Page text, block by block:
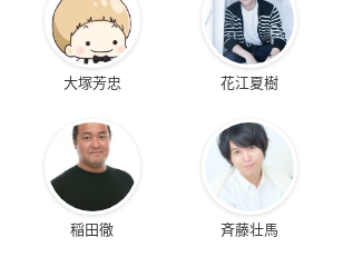
大塚芳忠 花江夏樹
稲田徹 斉藤壮馬